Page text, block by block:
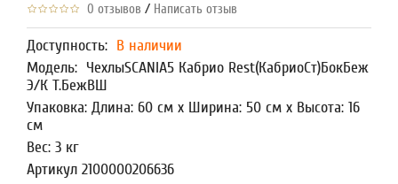
0 отзывов / Написать отзыв
Доступность: В наличии
Модель: ЧехлыSCANIA5 Кабрио Rest(КабриоСт)БокБеж
Э/К Т.БежВШ
Упаковка: Длина: 60 см x Ширина: 50 см x Высота: 16
см
Вес: 3 кг
Артикул 2100000206636